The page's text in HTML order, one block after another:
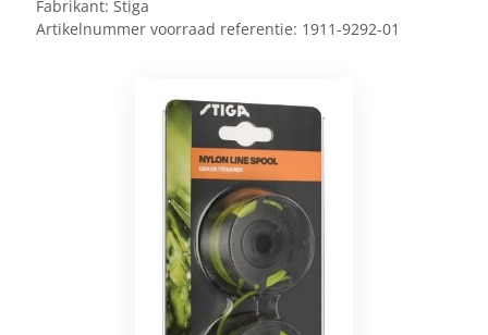
Fabrikant: Stiga
Artikelnummer voorraad referentie: 1911-9292-01